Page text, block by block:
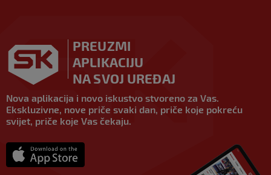
PREUZMI
APLIKACIJU
NA SVOJ UREĐAJ
Nova aplikacija i novo iskustvo stvoreno za Vas.
Ekskluzivne, nove priče svaki dan, priče koje pokreću
svijet, priče koje Vas čekaju.